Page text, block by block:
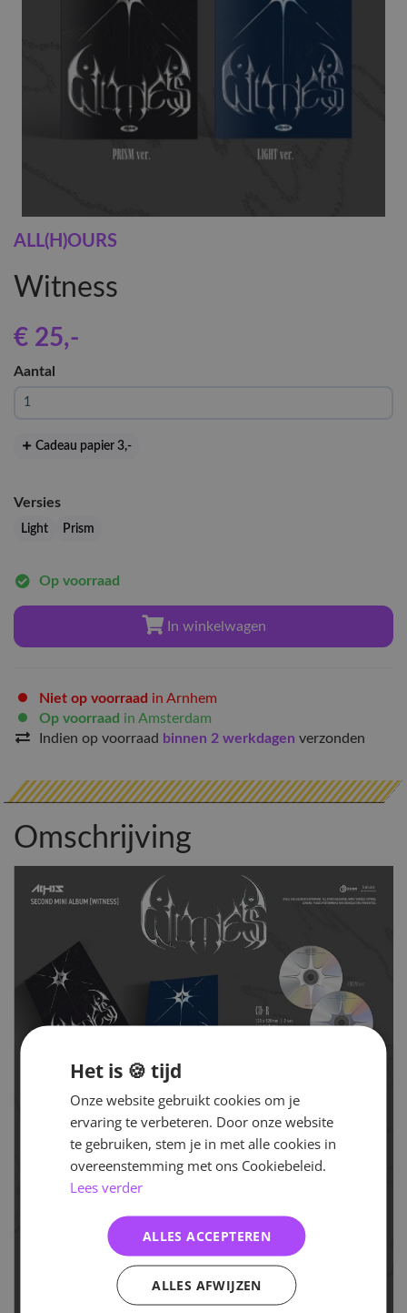
ALL(H)OURS
Witness
€ 25,-
Aantal
Cadeau papier 3,-
Versies
Light Prism
Op voorraad
In winkelwagen
Niet op voorraad in Arnhem
Op voorraad in Amsterdam
Indien op voorraad binnen 2 werkdagen verzonden
Omschrijving
Het is 🍪 tijd
Onze website gebruikt cookies om je
ervaring te verbeteren. Door onze website
te gebruiken, stem je in met alle cookies in
overeenstemming met ons Cookiebeleid.
Lees verder
ALLES ACCEPTEREN
ALLES AFWIJZEN